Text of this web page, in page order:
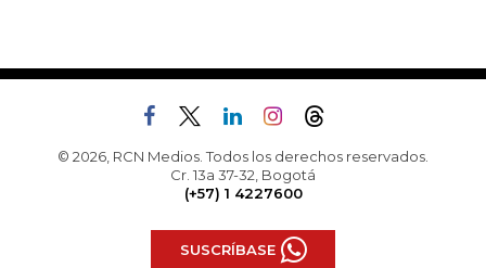
© 2026, RCN Medios. Todos los derechos reservados.
Cr. 13a 37-32, Bogotá
(+57) 1 4227600
SUSCRÍBASE